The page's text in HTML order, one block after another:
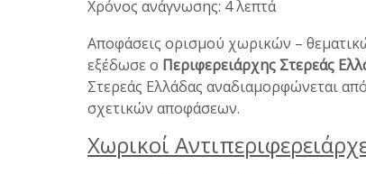
Χρόνος ανάγνωσης: 4 λεπτά
Αποφάσεις ορισμού χωρικών –
εξέδωσε ο Περιφερειάρχης Στερεάς
Στερεάς Ελλάδας αναδιαμορφώνεται
σχετικών αποφάσεων.
Χωρικοί